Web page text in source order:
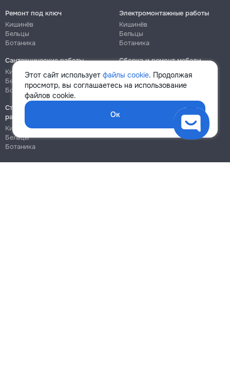
Этот сайт использует файлы cookie. Продолжая
просмотр, вы соглашаетесь на использование
файлов cookie.
Ок
Ремонт под ключ
Кишинёв
Бельцы
Ботаника
Электромонтажные работы
Кишинёв
Бельцы
Ботаника
Сантехнические работы
Кишинёв
Бельцы
Ботаника
Сборка и ремонт мебели
Кишинёв
Ботаника
Строительно-монтажные
работы
Кишинёв
Бельцы
Ботаника